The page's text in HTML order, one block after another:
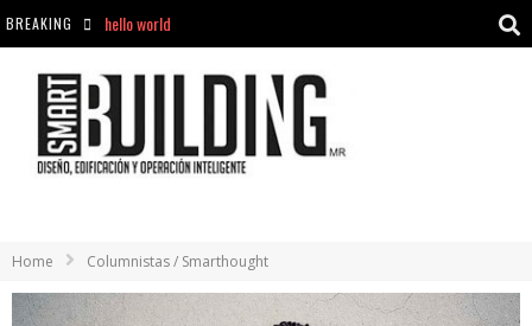
BREAKING hello world
hello world
Home Columnistas / Smarthought